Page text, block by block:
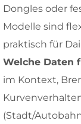
Dongles oder
Modelle sind
praktisch für
Welche Daten
im Kontext,
(Stadt/